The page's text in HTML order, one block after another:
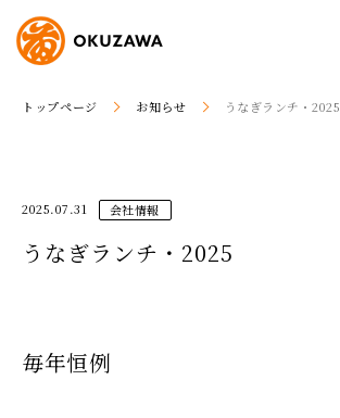
トップページ お知らせ うなぎランチ・2025
2025.07.31 会社情報
うなぎランチ・2025
毎年恒例